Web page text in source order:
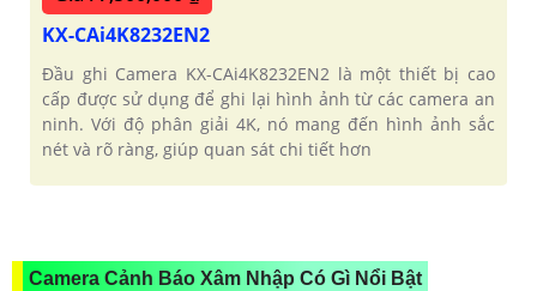
KX-CAi4K8232EN2
Đầu ghi Camera KX-CAi4K8232EN2 là một thiết bị cao
cấp được sử dụng để ghi lại hình ảnh từ các camera an
ninh. Với độ phân giải 4K, nó mang đến hình ảnh sắc
nét và rõ ràng, giúp quan sát chi tiết hơn
Camera Cảnh Báo Xâm Nhập Có Gì Nổi Bật